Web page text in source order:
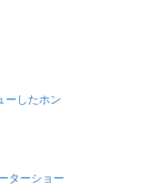
ーしたホン
ターショー